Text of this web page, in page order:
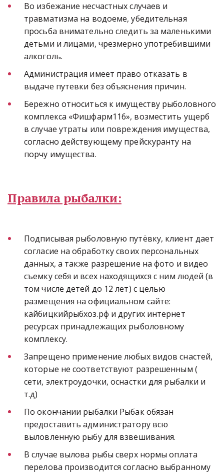
Во избежание несчастных случаев и
травматизма на водоеме, убедительная
просьба внимательно следить за маленькими
детьми и лицами, чрезмерно употребившими
алкоголь.
Администрация имеет право отказать в
выдаче путевки без объяснения причин.
Бережно относиться к имуществу рыболовного
комплекса «Фишфарм116», возместить ущерб
в случае утраты или повреждения имущества,
согласно действующему прейскуранту на
порчу имущества.
Правила рыбалки:
Подписывая рыболовную путёвку, клиент дает
согласие на обработку своих персональных
данных, а также разрешение на фото и видео
съемку себя и всех находящихся с ним людей (в
том числе детей до 12 лет) с целью
размещения на официальном сайте:
кайбицкийрыбхоз.рф и других интернет
ресурсах принадлежащих рыболовному
комплексу.
Запрещено применение любых видов снастей,
которые не соответствуют разрешенным (
сети, электроудочки, оснастки для рыбалки и
т.д)
По окончании рыбалки Рыбак обязан
предоставить администратору всю
выловленную рыбу для взвешивания.
В случае вылова рыбы сверх нормы оплата
перелова производится согласно выбранному